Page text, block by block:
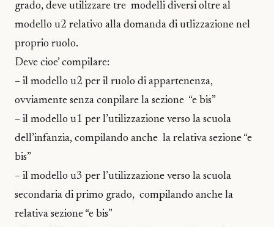
grado, deve utilizzare tre modelli diversi oltre al
modello u2 relativo alla domanda di utlizzazione nel
proprio ruolo.
Deve cioe’ compilare:
– il modello u2 per il ruolo di appartenenza,
ovviamente senza conpilare la sezione “e bis”
– il modello u1 per l’utilizzazione verso la scuola
dell’infanzia, compilando anche la relativa sezione “e
bis”
– il modello u3 per l’utilizzazione verso la scuola
secondaria di primo grado, compilando anche la
relativa sezione “e bis”